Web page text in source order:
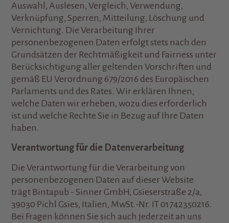
Auswahl, Auslesen, Vergleich, Verwendung,
Verknüpfung, Sperren, Mitteilung, Löschung und
Vernichtung. Die Verarbeitung Ihrer
personenbezogenen Daten erfolgt stets nach den
Grundsätzen der Rechtmäßigkeit und Fairness unter
Berücksichtigung aller geltenden Vorschriften und
gemäß EU Verordnung 679/2016 des Europäischen
Parlaments und des Rates. Wir erklären Ihnen,
welche Daten wir erheben, wozu dies erforderlich
ist und welche Rechte Sie in Bezug auf Ihre Daten
haben.
Verantwortung für die Datenverarbeitung
Die Verantwortung für die Verarbeitung von
personenbezogenen Daten auf dieser Website
trägt Bintapub - Sinner GmbH, Gsieserstraße 2/a,
39030 Pichl Gsies, Italien, MwSt.-Nr. IT 01742350216.
Bei Fragen können Sie sich auch jederzeit an uns